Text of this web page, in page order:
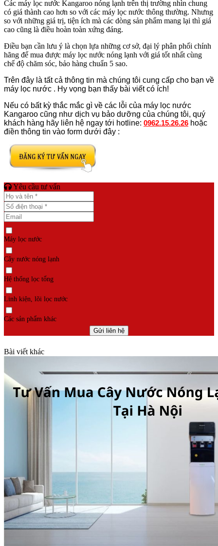
Các máy lọc nước Kangaroo nóng lạnh trên thị trường nhìn chung
có giá thành cao hơn so với các máy lọc nước thông thường. Nhưng
so với những giá trị, tiện ích mà các dòng sản phẩm mang lại thì giá
cao cũng là điều hoàn toàn xứng đáng.
Điều bạn cần lưu ý là chọn lựa những cơ sở, đại lý phân phối chính
hãng để mua được máy lọc nước nóng lạnh với giá tốt nhất cùng
chế độ chăm sóc, bảo hàng chuẩn 5 sao.
Trên đây là tất cả thông tin mà chúng tôi cung cấp cho bạn về
máy lọc nước . Hy vọng bạn thấy bài viết có ích!
Nếu có bất kỳ thắc mắc gì về các lỗi của máy lọc nước
Kangaroo cũng như dịch vụ bảo dưỡng của chúng tôi, quý
khách hàng hãy liên hệ ngay tới hotline: 0962.15.26.26 hoặc
điền thông tin vào form dưới đây :
Yêu cầu tư vấn
Máy lọc nước
Cây nước nóng lạnh
Hệ thống lọc tổng
Linh kiện, lõi lọc nước
Các sản phẩm khác
Bài viết khác